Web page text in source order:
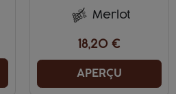
Merlot
18,20 €
APERÇU